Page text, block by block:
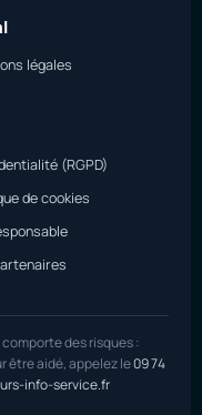
légales
(RGPD)
de cookies
comporte des risques :
être aidé, appelez le09 74
info-service.fr